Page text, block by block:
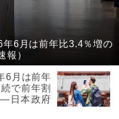
年6月は前年比3.4％増の
）
6月は前年
で前年割
日本政府